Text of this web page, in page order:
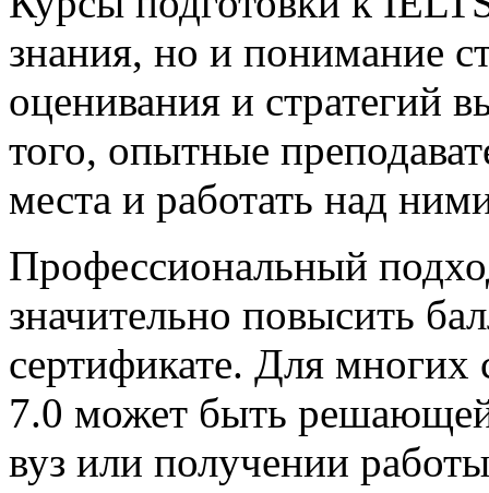
знания, но и понимание
оценивания и стратегий
того, опытные
места и работать над
Профессиональный
значительно повысить
сертификате. Для многих
7.0 может быть
вуз или получении